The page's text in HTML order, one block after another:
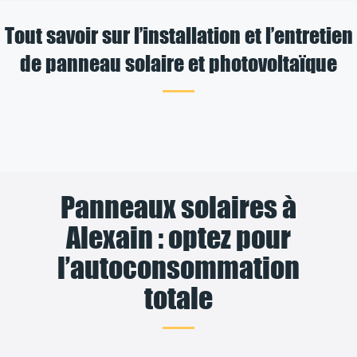
Tout savoir sur l’installation et l’entretien
de panneau solaire et photovoltaïque
Panneaux solaires à
Alexain : optez pour
l’autoconsommation
totale